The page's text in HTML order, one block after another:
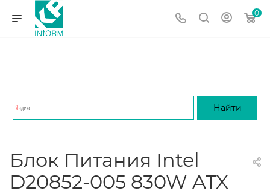
0
Блок Питания Intel
D20852-005 830W ATX